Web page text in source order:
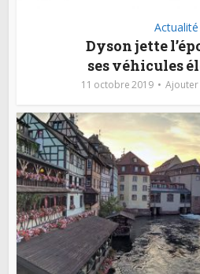
Actualité
Dyson jette
ses véhicules
11 octobre 2019 Ajouter